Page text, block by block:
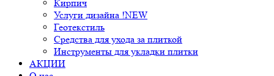
Кирпич
Услуги дизайна !NEW
Геотекстиль
Средства для ухода за плиткой
Инструменты для укладки плитки
АКЦИИ